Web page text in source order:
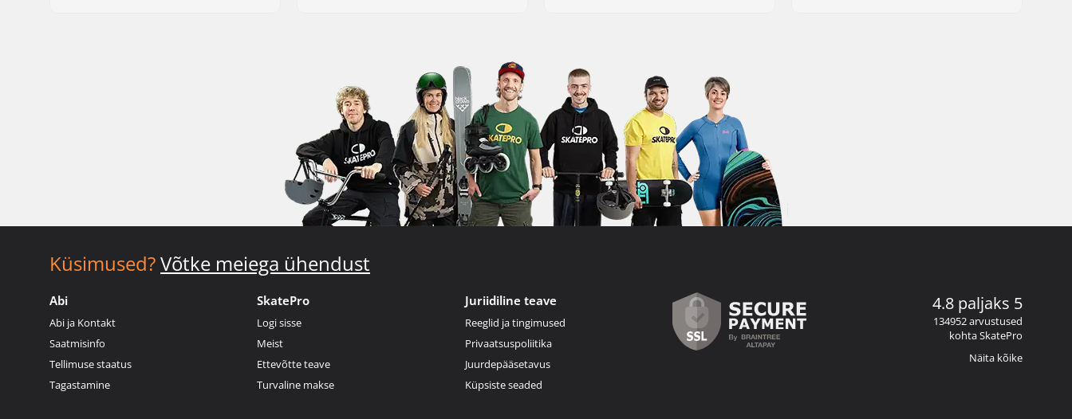
Küsimused?Võtke meiega ühendust
Abi
Abi ja Kontakt
Saatmisinfo
Tellimuse staatus
Tagastamine
SkatePro
Logi sisse
Meist
Ettevõtte teave
Turvaline makse
Juriidiline teave
Reeglid ja tingimused
Privaatsuspoliitika
Juurdepääsetavus
Küpsiste seaded
4.8 paljaks 5
134952 arvustused
kohta SkatePro
Näita kõike